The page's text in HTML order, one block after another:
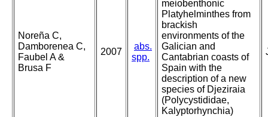
Noreña C,
Damborenea C,
Faubel A &
Brusa F
2007
abs.
spp.
meiobenthonic
Platyhelminthes from
brackish
environments of the
Galician and
Cantabrian coasts of
Spain with the
description of a new
species of Djeziraia
(Polycystididae,
Kalyptorhynchia)